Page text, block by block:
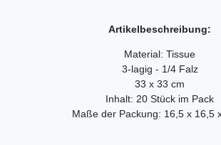
Artikelbeschreibung:
Material: Tissue
3-lagig - 1/4 Falz
33 x 33 cm
Inhalt: 20 Stück im Pack
Maße der Packung: 16,5 x 16,5